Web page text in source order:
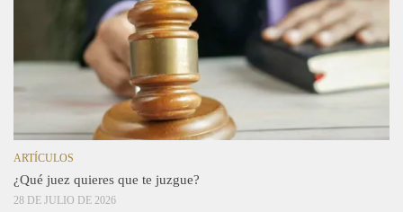
ARTÍCULOS
¿Qué juez quieres que te juzgue?
28 DE JULIO DE 2026